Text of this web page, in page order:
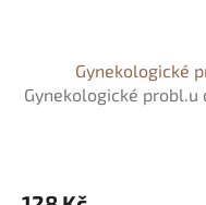
Gynekologické
Gynekologické probl.u